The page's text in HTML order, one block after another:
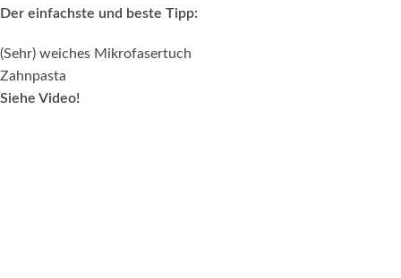
Der einfachste und beste Tipp:
(Sehr) weiches Mikrofasertuch
Zahnpasta
Siehe Video!